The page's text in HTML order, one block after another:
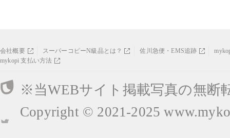
会社概要 スーパーコピーN級品とは？ 佐川急便・EMS追跡
mykopi 支払い方法
※当WEBサイト掲載写真の無断
Copyright © 2021-2025